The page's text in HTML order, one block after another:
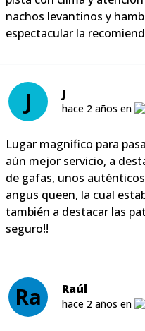
nachos levantinos y
espectacular la
J J
hace 2 años en
Lugar magnífico para
aún mejor servicio, a
de gafas, unos
angus queen, la cual
también a destacar las
seguro!!
Ra Raúl
hace 2 años en